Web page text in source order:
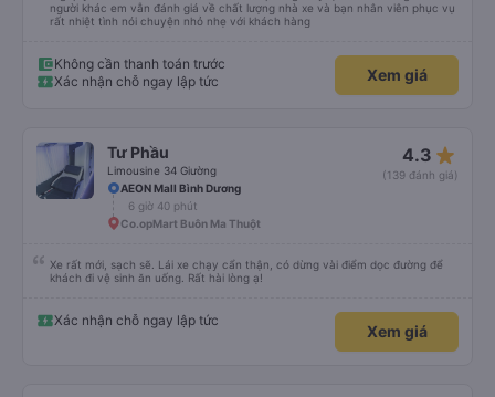
người khác em vẫn đánh giá về chất lượng nhà xe và bạn nhân viên phục vụ
rất nhiệt tình nói chuyện nhỏ nhẹ với khách hàng
Không cần thanh toán trước
Xác nhận chỗ ngay lập tức
Xem giá
Tư Phầu
Limousine 34 Giường
4.3 star_rate
(139 đánh giá)
AEON Mall Bình Dương
6 giờ 40 phút
Co.opMart Buôn Ma Thuột
Xe rất mới, sạch sẽ. Lái xe chạy cẩn thận, có dừng vài điểm dọc đường để
khách đi vệ sinh ăn uống. Rất hài lòng ạ!
Xác nhận chỗ ngay lập tức
Xem giá